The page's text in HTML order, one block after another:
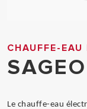
CHAUFFE-EAU
Le chauffe-eau